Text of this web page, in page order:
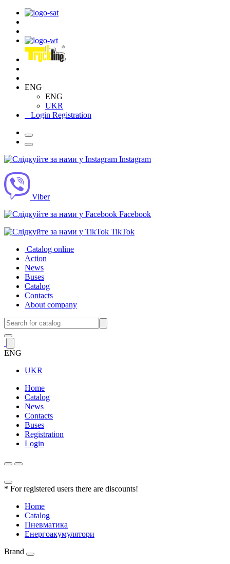
ENG
ENG
UKR
Login Registration
Instagram
Viber
Facebook
TikTok
Catalog online
Action
News
Buses
Catalog
Contacts
About company
ENG
UKR
Home
Catalog
News
Contacts
Buses
Registration
Login
* For registered users there are discounts!
Home
Catalog
Пневматика
Енергоакумулятори
Brand